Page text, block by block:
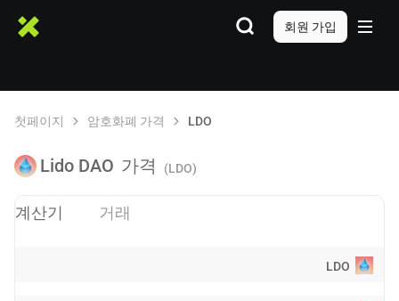
회원 가입
첫페이지 암호화폐 가격 LDO
Lido DAO 가격 (LDO)
계산기 거래
LDO